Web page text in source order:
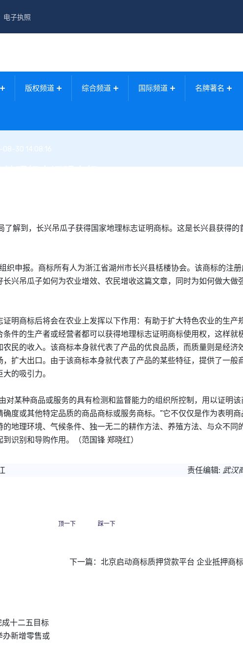
电子执照
版权频道 综合频道 国际频道 名牌著名
30 14:08:16
解到，长兴吊瓜子获得国家地理标志证明商标。这是长兴县获得的
申报。商标所有人为浙江省湖州市长兴县栝楼协会。该商标的注册
兴吊瓜子如何为农业增效、农民增收这篇文章，同时为如何做大做
商标后将会在农业上发挥以下作用：有助于扩大特色农业的生产
件的生产者或经营者都可以获得地理标志证明商标使用权，这样就
民的收入。该商标本身就代表了产品的优良品质，而质量则是经济
扩大出口。由于该商标本身就代表了产品的某些特征，提供了一般
的吸引力。
某种商品或服务的具有检测和监督能力的组织所控制，用以证明该
度或其他特定品质的商品商标或服务商标。”它不仅仅是作为表明
地理环境、气候条件、独一无二的耕作方法、养殖方法、与众不同
识别和导购作用。（范国锋 郑晓红）
责任编辑: 武汉
顶一下 踩一下
下一篇： 北京启动商标质押贷款平台 企业抵押商
十二五目标
办新增零售或